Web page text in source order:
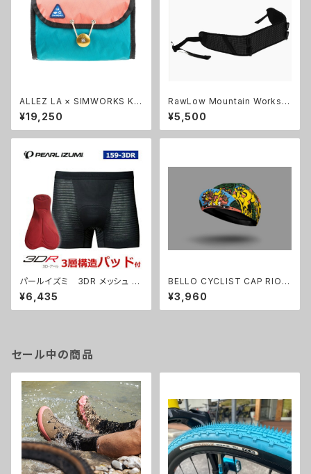
ALLEZ LA × SIMWORKS Ko
nbini Bag
¥19,250
RawLow Mountain Works
((ロウロウマウンテンワークス)
Rascal Waist Harness Kit
¥5,500
パールイズミ 3DR メッシュ イ
ンナーパンツ オールラウン
ド １５９
¥6,435
BELLO CYCLIST CAP RIOT
1394
¥3,960
セール中の商品